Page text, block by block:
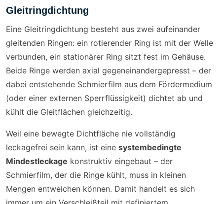
Gleitringdichtung
Eine Gleitringdichtung besteht aus zwei aufeinander
gleitenden Ringen: ein rotierender Ring ist mit der Welle
verbunden, ein stationärer Ring sitzt fest im Gehäuse.
Beide Ringe werden axial gegeneinandergepresst – der
dabei entstehende Schmierfilm aus dem Fördermedium
(oder einer externen Sperrflüssigkeit) dichtet ab und
kühlt die Gleitflächen gleichzeitig.
Weil eine bewegte Dichtfläche nie vollständig
leckagefrei sein kann, ist eine systembedingte
Mindestleckage konstruktiv eingebaut – der
Schmierfilm, der die Ringe kühlt, muss in kleinen
Mengen entweichen können. Damit handelt es sich